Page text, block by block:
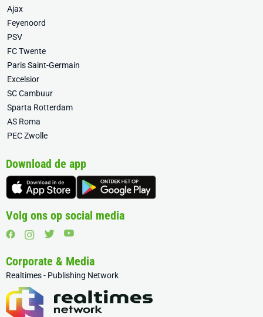
Ajax
Feyenoord
PSV
FC Twente
Paris Saint-Germain
Excelsior
SC Cambuur
Sparta Rotterdam
AS Roma
PEC Zwolle
Download de app
Volg ons op social media
Corporate & Media
Realtimes - Publishing Network